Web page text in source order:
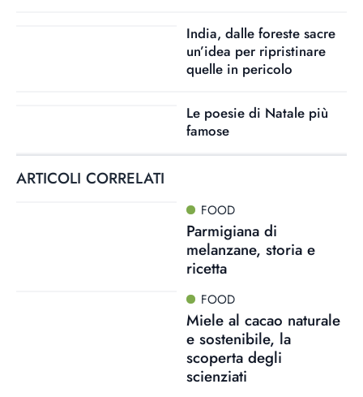
India, dalle foreste sacre
un’idea per ripristinare
quelle in pericolo
Le poesie di Natale più
famose
ARTICOLI CORRELATI
FOOD
Parmigiana di
melanzane, storia e
ricetta
FOOD
Miele al cacao naturale
e sostenibile, la
scoperta degli
scienziati